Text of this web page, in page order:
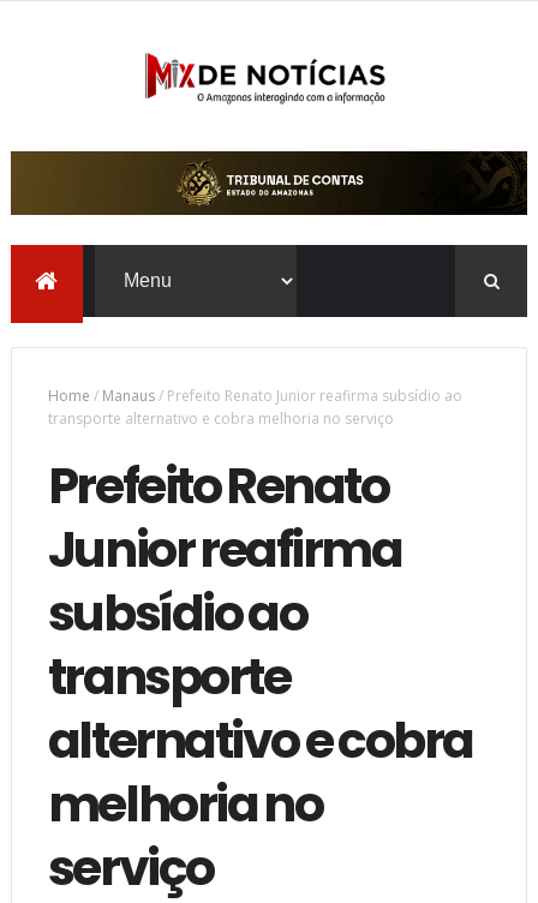
Home / Manaus/ Prefeito Renato Junior reafirma subsídio ao
transporte alternativo e cobra melhoria no serviço
Prefeito Renato
Junior reafirma
subsídio ao
transporte
alternativo e cobra
melhoria no
serviço